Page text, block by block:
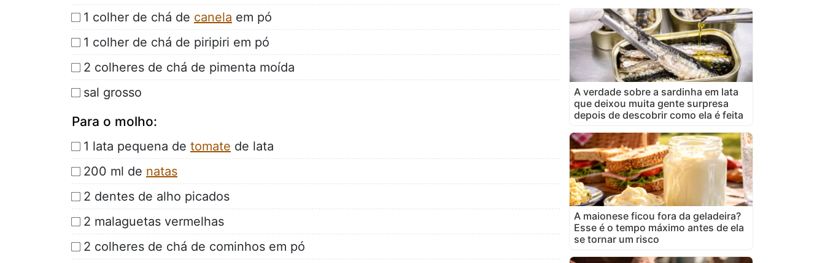
1 colher de chá de canela em pó
1 colher de chá de piripiri em pó
2 colheres de chá de pimenta moída
sal grosso
Para o molho:
1 lata pequena de tomate de lata
200 ml de natas
2 dentes de alho picados
2 malaguetas vermelhas
2 colheres de chá de cominhos em pó
A verdade sobre a sardinha em lata
que deixou muita gente surpresa
depois de descobrir como ela é feita
A maionese ficou fora da geladeira?
Esse é o tempo máximo antes de ela
se tornar um risco